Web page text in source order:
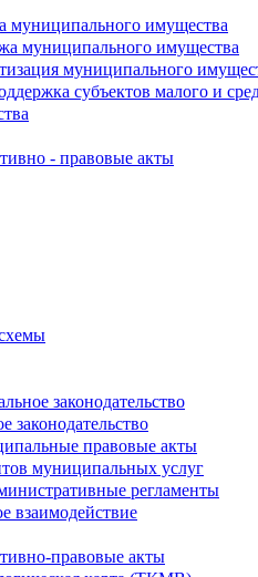
муниципального имущества
муниципального имущества
муниципального
субъектов малого и
- правовые акты
законодательство
законодательство
правовые акты
муниципальных услуг
регламенты
взаимодействие
правовые акты